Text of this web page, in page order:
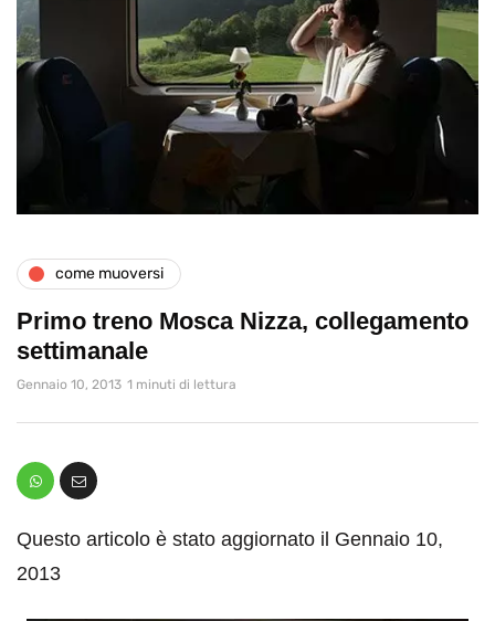
come muoversi
Primo treno Mosca Nizza, collegamento
settimanale
Gennaio 10, 2013 1 minuti di lettura
Questo articolo è stato aggiornato il Gennaio 10,
2013